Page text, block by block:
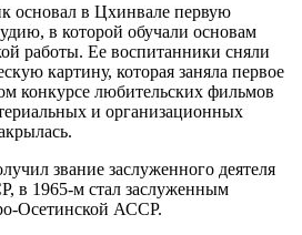
основал в Цхинвале первую
в которой обучали основам
работы. Ее воспитанники сняли
картину, которая заняла первое
конкурсе любительских фильмов
и организационных
звание заслуженного деятеля
в 1965-м стал заслуженным
Осетинской АССР.